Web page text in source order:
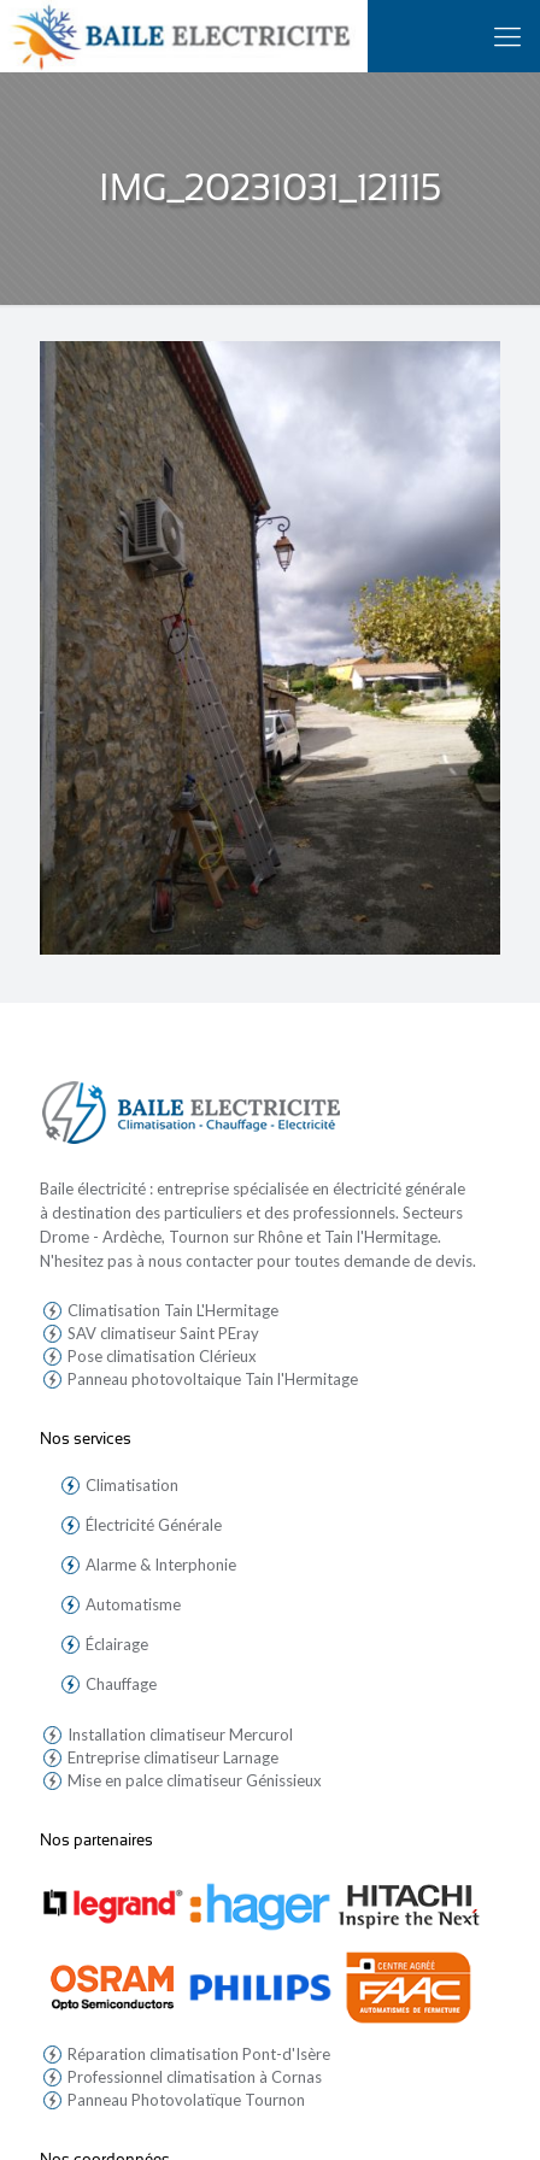
IMG_20231031_121115
Baile électricité : entreprise spécialisée en électricité générale
à destination des particuliers et des professionnels. Secteurs
Drome - Ardèche, Tournon sur Rhône et Tain l'Hermitage.
N'hesitez pas à nous contacter pour toutes demande de devis.
Climatisation Tain L'Hermitage
SAV climatiseur Saint PEray
Pose climatisation Clérieux
Panneau photovoltaique Tain l'Hermitage
Nos services
Climatisation
Électricité Générale
Alarme & Interphonie
Automatisme
Éclairage
Chauffage
Installation climatiseur Mercurol
Entreprise climatiseur Larnage
Mise en palce climatiseur Génissieux
Nos partenaires
Réparation climatisation Pont-d'Isère
Professionnel climatisation à Cornas
Panneau Photovolatïque Tournon